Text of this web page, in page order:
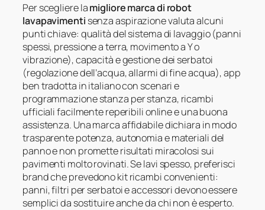
Per scegliere lamigliore marca di robot
lavapavimenti senza aspirazione valuta alcuni
punti chiave: qualità del sistema di lavaggio (panni
spessi, pressione a terra, movimento a Y o
vibrazione), capacità e gestione dei serbatoi
(regolazione dell’acqua, allarmi di fine acqua), app
ben tradotta in italiano con scenari e
programmazione stanza per stanza, ricambi
ufficiali facilmente reperibili online e una buona
assistenza. Una marca affidabile dichiara in modo
trasparente potenza, autonomia e materiali del
panno e non promette risultati miracolosi sui
pavimenti molto rovinati. Se lavi spesso, preferisci
brand che prevedono kit ricambi convenienti:
panni, filtri per serbatoi e accessori devono essere
semplici da sostituire anche da chi non è esperto.